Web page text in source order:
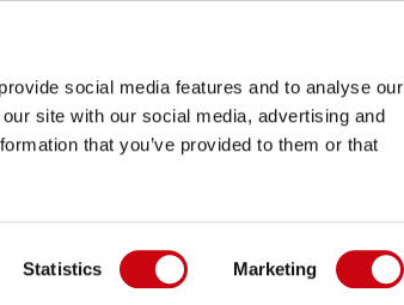
social media features and to analyse our
site with our social media, advertising and
that you’ve provided to them or that
Statistics Marketing